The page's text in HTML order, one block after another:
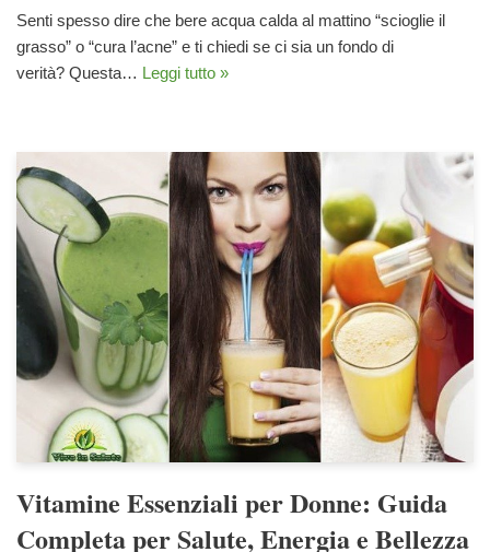
Senti spesso dire che bere acqua calda al mattino “scioglie il
grasso” o “cura l’acne” e ti chiedi se ci sia un fondo di
verità? Questa… Leggi tutto »
Vitamine Essenziali per Donne: Guida
Completa per Salute, Energia e Bellezza